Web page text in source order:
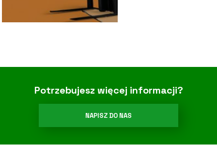
Potrzebujesz więcej informacji?
NAPISZ DO NAS